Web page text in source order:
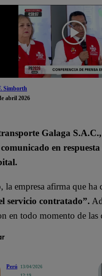
Simborth
abril 2026
Galaga
en
la empresa afirma que ha
servicio contratado”.
en todo momento de
Perú
13/04/2026